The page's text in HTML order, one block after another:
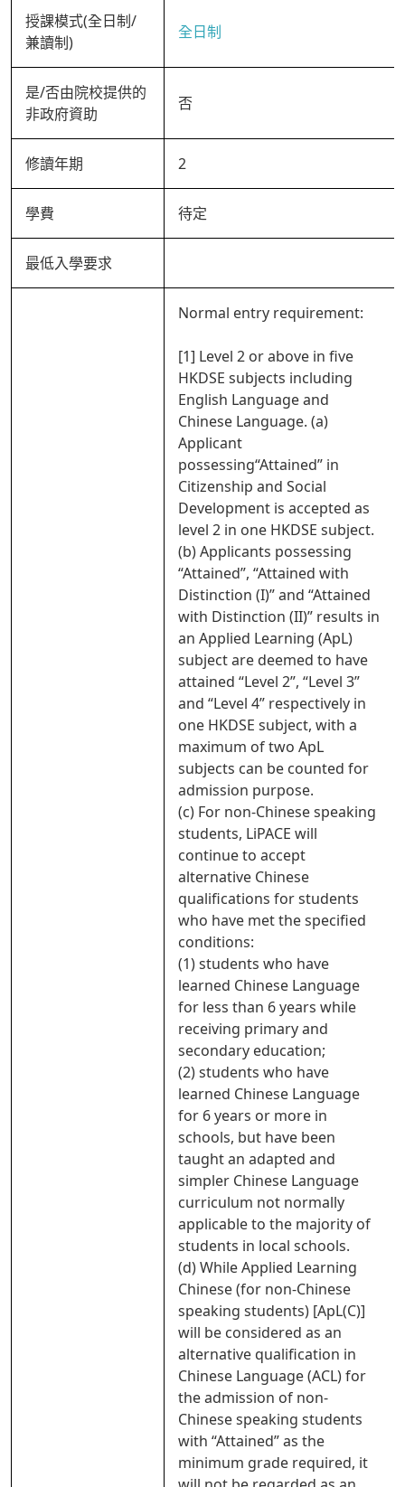
授課模式(全日制/
兼讀制)
全日制
是/否由院校提供的
非政府資助
否
修讀年期 2
學費 待定
最低入學要求
Normal entry requirement:
[1] Level 2 or above in five
HKDSE subjects including
English Language and
Chinese Language. (a)
Applicant
possessing“Attained” in
Citizenship and Social
Development is accepted as
level 2 in one HKDSE subject.
(b) Applicants possessing
“Attained”, “Attained with
Distinction (I)” and “Attained
with Distinction (II)” results in
an Applied Learning (ApL)
subject are deemed to have
attained “Level 2”, “Level 3”
and “Level 4” respectively in
one HKDSE subject, with a
maximum of two ApL
subjects can be counted for
admission purpose.
(c) For non-Chinese speaking
students, LiPACE will
continue to accept
alternative Chinese
qualifications for students
who have met the specified
conditions:
(1) students who have
learned Chinese Language
for less than 6 years while
receiving primary and
secondary education;
(2) students who have
learned Chinese Language
for 6 years or more in
schools, but have been
taught an adapted and
simpler Chinese Language
curriculum not normally
applicable to the majority of
students in local schools.
(d) While Applied Learning
Chinese (for non-Chinese
speaking students) [ApL(C)]
will be considered as an
alternative qualification in
Chinese Language (ACL) for
the admission of non-
Chinese speaking students
with “Attained” as the
minimum grade required, it